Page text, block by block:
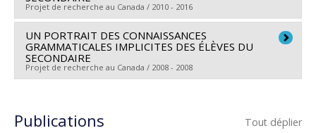
institutionnelle du CRSH - Subventions d'exploration
Projet de recherche au Canada / 2010 - 2016
Chercheur principal : Marie-Claude Boivin
Co-chercheurs : Lynda Côté ,Reine Pinsonneault
Sources de financement :FRQSC/Fonds de recherche
concertées - générique
UN PORTRAIT DES CONNAISSANCES
GRAMMATICALES IMPLICITES DES ÉLÈVES DU
SECONDAIRE
Projet de recherche au Canada / 2008 - 2008
Publications Tout déplier